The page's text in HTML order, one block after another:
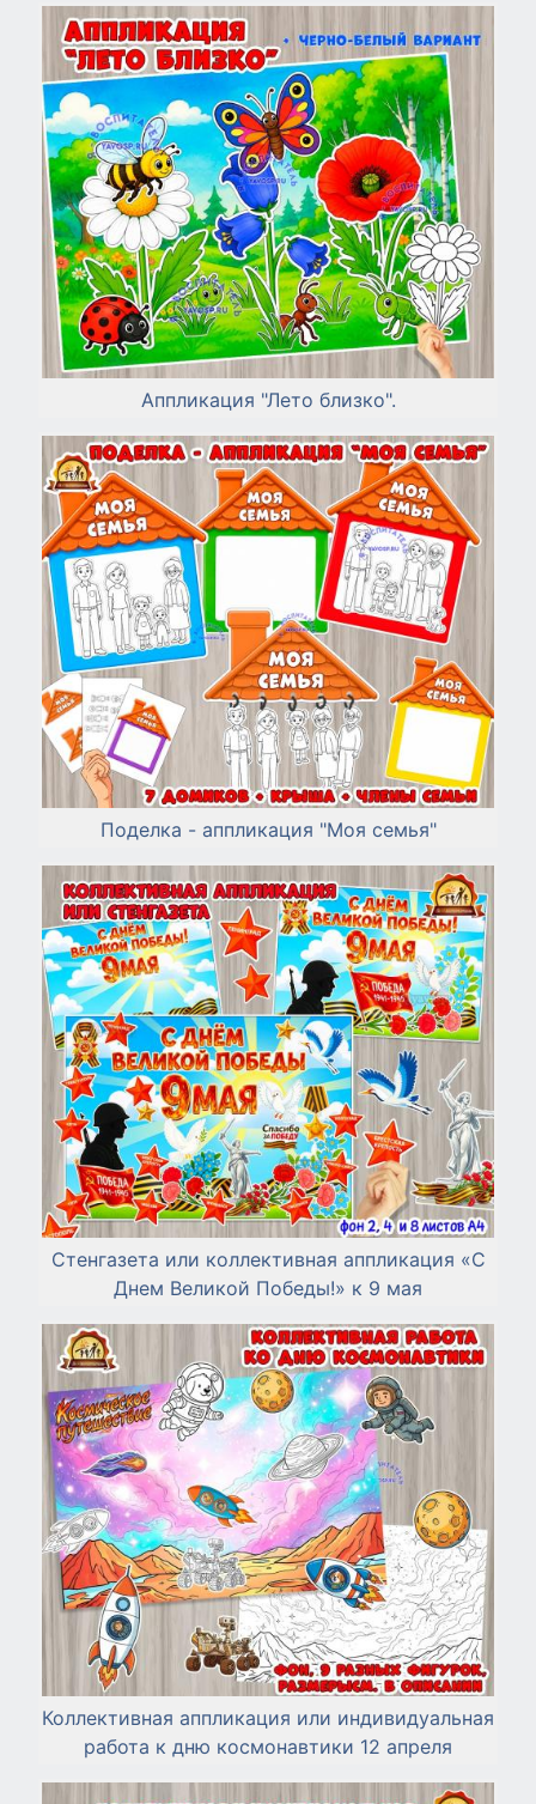
Аппликация "Лето близко".
Поделка - аппликация "Моя семья"
Стенгазета или коллективная аппликация «С
Днем Великой Победы!» к 9 мая
Коллективная аппликация или индивидуальная
работа к дню космонавтики 12 апреля